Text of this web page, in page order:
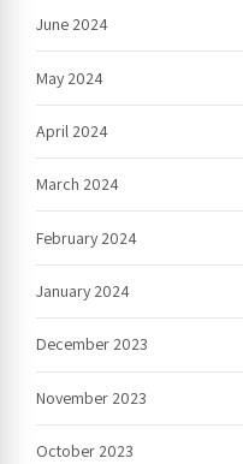
June 2024
May 2024
April 2024
March 2024
February 2024
January 2024
December 2023
November 2023
October 2023